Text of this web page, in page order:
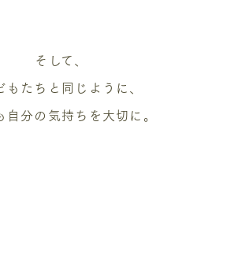
そして、
もたちと同じように、
自分の気持ちを大切に。